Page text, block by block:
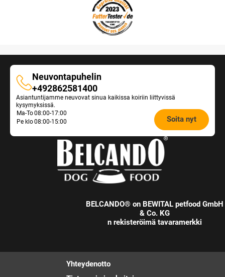
Neuvontapuhelin
Neuvontapuhelin
+492862581400
Asiantuntijamme neuvovat sinua kaikissa koiriin liittyvissä
kysymyksissä.
Opening
Ma-To08:00-17:00
Pe klo08:00-15:00 Soita nyt
BELCANDO® on BEWITAL petfood GmbH
& Co. KG
n rekisteröimä tavaramerkki
Yhteydenotto